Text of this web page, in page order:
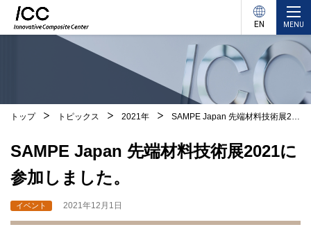
EN MENU
トップ トピックス 2021年 SAMPE Japan 先端材料技術展2021に参加しました。
SAMPE Japan 先端材料技術展2021に
参加しました。
イベント 2021年12月1日